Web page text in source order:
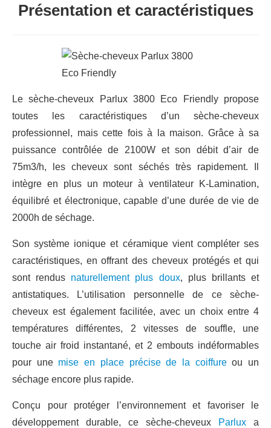
Présentation et caractéristiques
Le sèche-cheveux Parlux 3800 Eco Friendly propose
toutes les caractéristiques d’un sèche-cheveux
professionnel, mais cette fois à la maison. Grâce à sa
puissance contrôlée de 2100W et son débit d’air de
75m3/h, les cheveux sont séchés très rapidement. Il
intègre en plus un moteur à ventilateur K-Lamination,
équilibré et électronique, capable d’une durée de vie de
2000h de séchage.
Son système ionique et céramique vient compléter ses
caractéristiques, en offrant des cheveux protégés et qui
sont rendus naturellement plus doux, plus brillants et
antistatiques. L’utilisation personnelle de ce sèche-
cheveux est également facilitée, avec un choix entre 4
températures différentes, 2 vitesses de souffle, une
touche air froid instantané, et 2 embouts indéformables
pour une mise en place précise de la coiffureou un
séchage encore plus rapide.
Conçu pour protéger l’environnement et favoriser le
développement durable, ce sèche-cheveux
Parlux a